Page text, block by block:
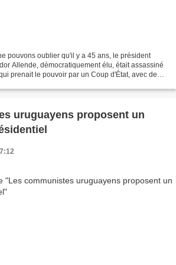
pouvons oublier qu'il y a 45 ans, le président
Allende, démocratiquement élu, était assassiné
prenait le pouvoir par un Coup d'État, avec de
uruguayens proposent un